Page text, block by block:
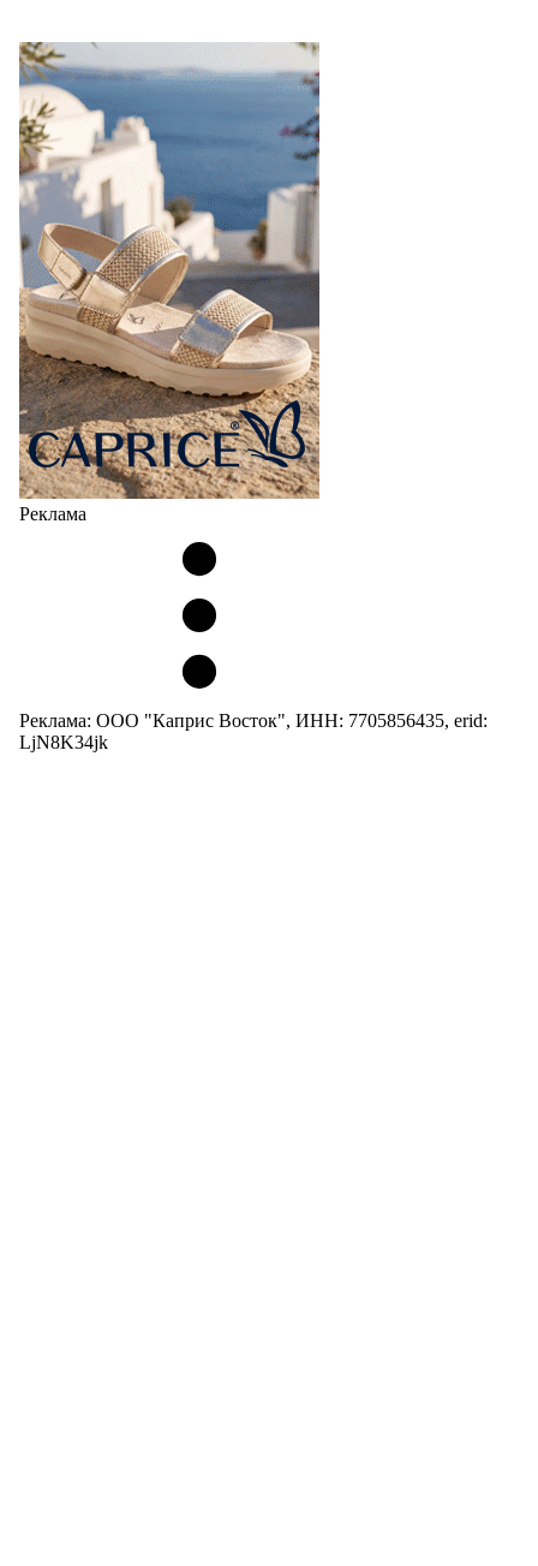
Реклама
Реклама: ООО "Каприс Восток", ИНН: 7705856435, erid:
LjN8K34jk